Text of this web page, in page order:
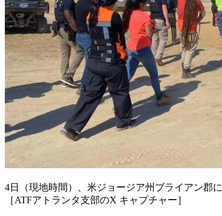
4日（現地時間）、米ジョージア州ブライアン郡
［ATFアトランタ支部のX キャプチャー］